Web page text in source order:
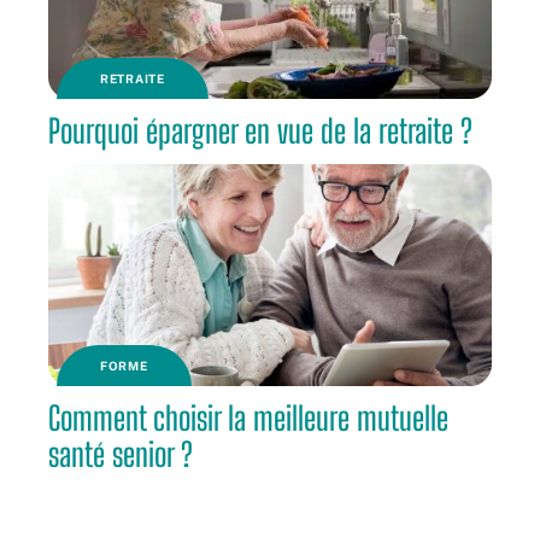
RETRAITE
Pourquoi épargner en vue de la retraite ?
FORME
Comment choisir la meilleure mutuelle
santé senior ?